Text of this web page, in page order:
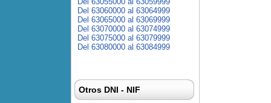
Del 63060000 al 63064999
Del 63065000 al 63069999
Del 63070000 al 63074999
Del 63075000 al 63079999
Del 63080000 al 63084999
Otros DNI - NIF